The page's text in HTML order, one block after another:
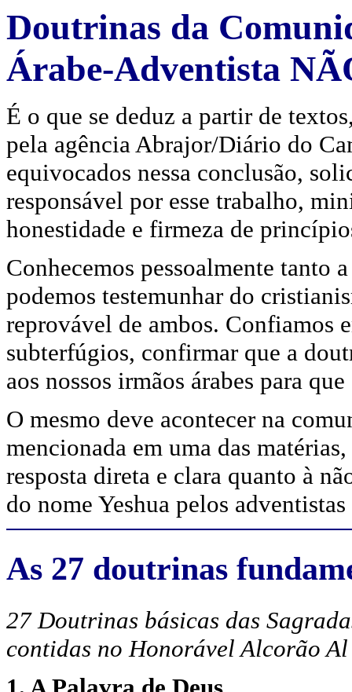
Doutrinas da
Árabe-Adventista
É o que se deduz a partir de
pela agência Abrajor/Diário do
equivocados nessa conclusão,
responsável por esse trabalho,
honestidade e firmeza de
Conhecemos pessoalmente tanto
podemos testemunhar do
reprovável de ambos. Confiamos
subterfúgios, confirmar que a
aos nossos irmãos árabes para
O mesmo deve acontecer na
mencionada em uma das
resposta direta e clara quanto à
do nome Yeshua pelos
As 27 doutrinas
27 Doutrinas básicas das
contidas no Honorável Alcorão